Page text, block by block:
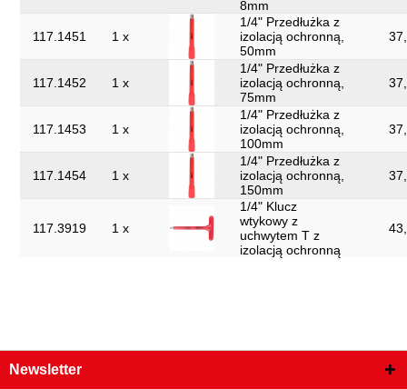
8mm
117.1451 1 x
1/4" Przedłużka z
izolacją ochronną,
50mm
117.1452 1 x
1/4" Przedłużka z
izolacją ochronną,
75mm
117.1453 1 x
1/4" Przedłużka z
izolacją ochronną,
100mm
117.1454 1 x
1/4" Przedłużka z
izolacją ochronną,
150mm
117.3919 1 x
1/4" Klucz
wtykowy z
uchwytem T z
izolacją ochronną
Newsletter